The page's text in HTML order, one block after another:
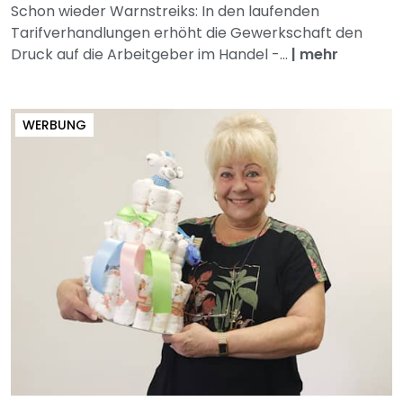
Schon wieder Warnstreiks: In den laufenden
Tarifverhandlungen erhöht die Gewerkschaft den
Druck auf die Arbeitgeber im Handel -... | mehr
WERBUNG